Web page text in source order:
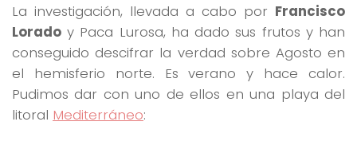
La investigación, llevada a cabo por Francisco
Lorado y Paca Lurosa, ha dado sus frutos y han
conseguido descifrar la verdad sobre Agosto en
el hemisferio norte. Es verano y hace calor.
Pudimos dar con uno de ellos en una playa del
litoral Mediterráneo: